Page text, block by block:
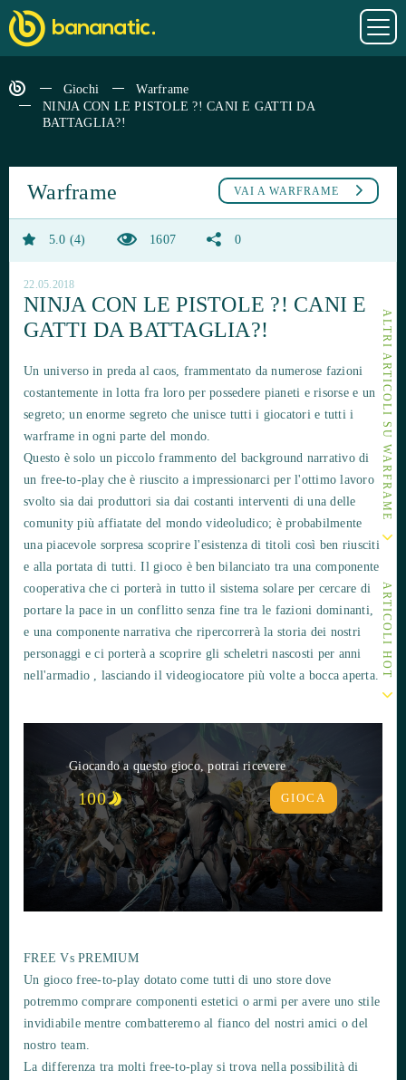
Giochi
Warframe
NINJA CON LE PISTOLE ?! CANI E GATTI DA
BATTAGLIA?!
ALTRI ARTICOLI SU WARFRAME
ARTICOLI HOT
VAI A WARFRAME
Warframe
5.0 4 1607 0
22.05.2018
NINJA CON LE PISTOLE ?! CANI E
GATTI DA BATTAGLIA?!
Un universo in preda al caos, frammentato da numerose fazioni
costantemente in lotta fra loro per possedere pianeti e risorse e un
segreto; un enorme segreto che unisce tutti i giocatori e tutti i
warframe in ogni parte del mondo.
Questo è solo un piccolo frammento del background narrativo di
un free-to-play che è riuscito a impressionarci per l'ottimo lavoro
svolto sia dai produttori sia dai costanti interventi di una delle
comunity più affiatate del mondo videoludico; è probabilmente
una piacevole sorpresa scoprire l'esistenza di titoli così ben riusciti
e alla portata di tutti. Il gioco è ben bilanciato tra una componente
cooperativa che ci porterà in tutto il sistema solare per cercare di
portare la pace in un conflitto senza fine tra le fazioni dominanti,
e una componente narrativa che ripercorrerà la storia dei nostri
personaggi e ci porterà a scoprire gli scheletri nascosti per anni
nell'armadio , lasciando il videogiocatore più volte a bocca aperta.
Giocando a questo gioco, potrai ricevere
100 GIOCA
FREE Vs PREMIUM
Un gioco free-to-play dotato come tutti di uno store dove
potremmo comprare componenti estetici o armi per avere uno stile
invidiabile mentre combatteremo al fianco del nostri amici o del
nostro team.
La differenza tra molti free-to-play si trova nella possibilità di